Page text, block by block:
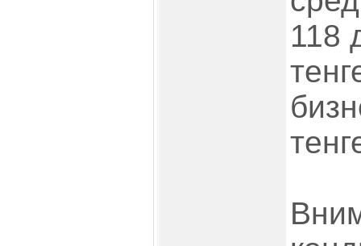
118